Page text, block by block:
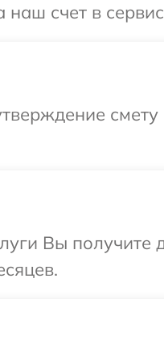
счет в
Вы получите